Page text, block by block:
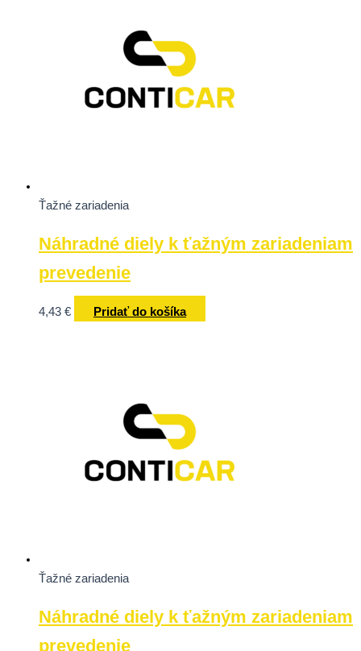
Ťažné zariadenia
Náhradné diely k ťažným zariadeniam
prevedenie
4,43 € Pridať do košíka
Ťažné zariadenia
Náhradné diely k ťažným zariadeniam
prevedenie